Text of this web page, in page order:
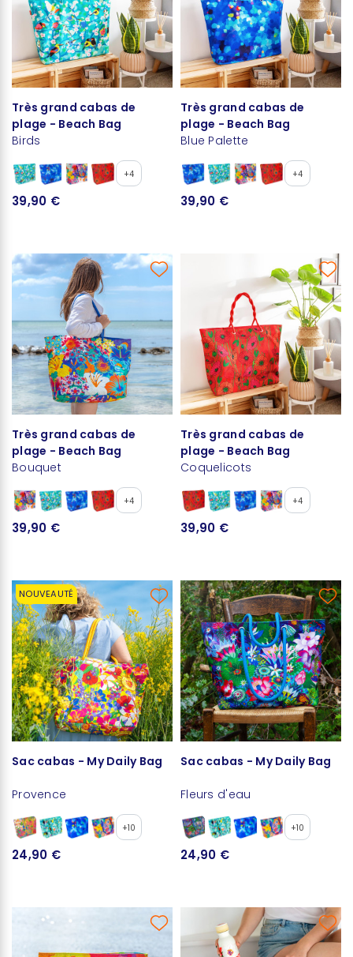
Très grand cabas de
plage - Beach Bag
Birds
+4
39,90 €
Très grand cabas de
plage - Beach Bag
Blue Palette
+4
39,90 €
Très grand cabas de
plage - Beach Bag
Bouquet
+4
39,90 €
Très grand cabas de
plage - Beach Bag
Coquelicots
+4
39,90 €
NOUVEAUTÉ
Sac cabas - My Daily Bag
Provence
+10
24,90 €
Sac cabas - My Daily Bag
Fleurs d'eau
+10
24,90 €